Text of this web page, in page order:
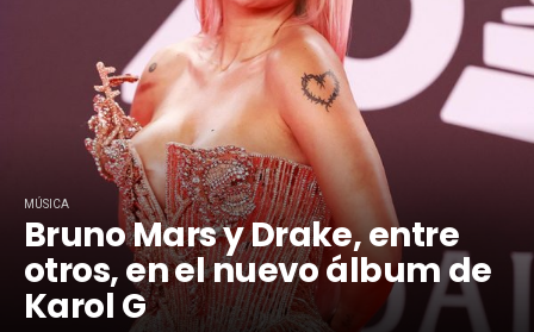
MÚSICA
Bruno Mars y Drake, entre
otros, en el nuevo álbum de
Karol G